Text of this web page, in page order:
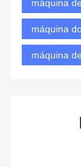
máquina
máquina
máquina